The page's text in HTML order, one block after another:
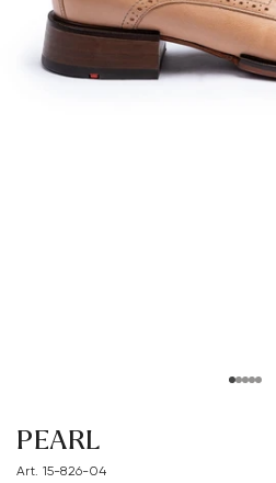
PEARL
Art. 15-826-04